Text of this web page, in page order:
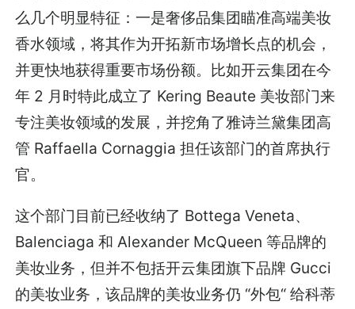
么几个明显特征：一是奢侈品集团瞄准高端美妆
香水领域，将其作为开拓新市场增长点的机会，
并更快地获得重要市场份额。比如开云集团在今
年 2 月时特此成立了 Kering Beaute 美妆部门来
专注美妆领域的发展，并挖角了雅诗兰黛集团高
管 Raffaella Cornaggia 担任该部门的首席执行
官。
这个部门目前已经收纳了 Bottega Veneta、
Balenciaga 和 Alexander McQueen 等品牌的
美妆业务，但并不包括开云集团旗下品牌 Gucci
的美妆业务，该品牌的美妆业务仍 “外包“ 给科蒂